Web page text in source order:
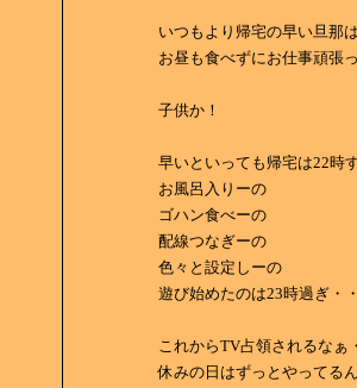
いつもより帰宅の早い旦那
お昼も食べずにお仕事頑張
子供か！
早いといっても帰宅は22時
お風呂入りーの
ゴハン食べーの
配線つなぎーの
色々と設定しーの
遊び始めたのは23時過ぎ・
これからTV占領されるなぁ
休みの日はずっとやってる